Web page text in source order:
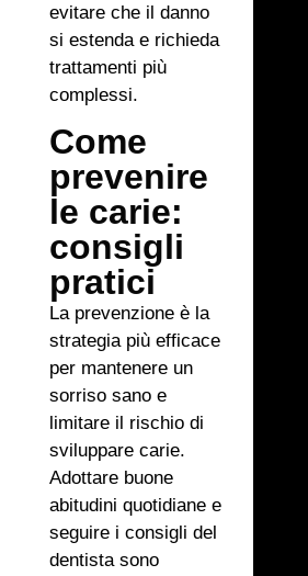
evitare che il danno
si estenda e richieda
trattamenti più
complessi.
Come
prevenire
le carie:
consigli
pratici
La prevenzione è la
strategia più efficace
per mantenere un
sorriso sano e
limitare il rischio di
sviluppare carie.
Adottare buone
abitudini quotidiane e
seguire i consigli del
dentista sono